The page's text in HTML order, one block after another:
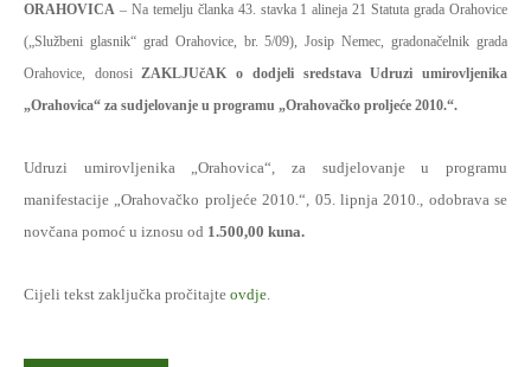
ORAHOVICA – Na temelju članka 43. stavka 1 alineja 21 Statuta grada Orahovice
(„Službeni glasnik“ grad Orahovice, br. 5/09), Josip Nemec, gradonačelnik grada
Orahovice, donosiZAKLJUčAK o dodjeli sredstava Udruzi umirovljenika
„Orahovica“ za sudjelovanje u programu „Orahovačko proljeće 2010.“.
Udruzi umirovljenika „Orahovica“, za sudjelovanje u programu
manifestacije „Orahovačko proljeće 2010.“, 05. lipnja 2010., odobrava se
novčana pomoć u iznosu od 1.500,00 kuna.
Cijeli tekst zaključka pročitajte ovdje.